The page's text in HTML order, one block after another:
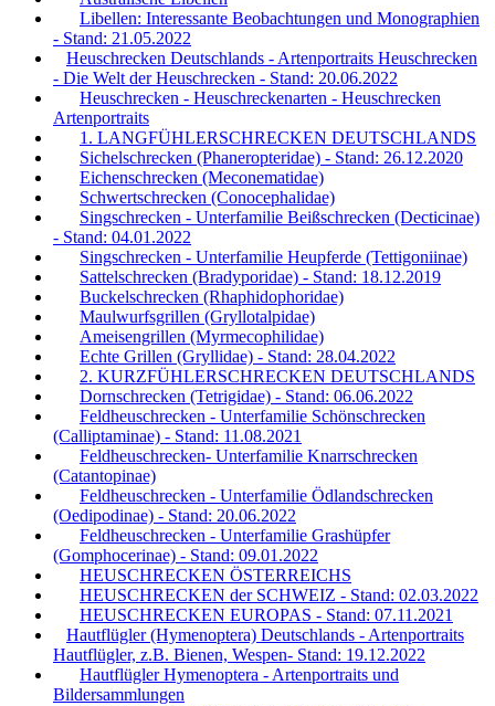
Libellen: Interessante Beobachtungen und Monographien
- Stand: 21.05.2022
Heuschrecken Deutschlands - Artenportraits Heuschrecken
- Die Welt der Heuschrecken - Stand: 20.06.2022
Heuschrecken - Heuschreckenarten - Heuschrecken
Artenportraits
1. LANGFÜHLERSCHRECKEN DEUTSCHLANDS
Sichelschrecken (Phaneropteridae) - Stand: 26.12.2020
Eichenschrecken (Meconematidae)
Schwertschrecken (Conocephalidae)
Singschrecken - Unterfamilie Beißschrecken (Decticinae)
- Stand: 04.01.2022
Singschrecken - Unterfamilie Heupferde (Tettigoniinae)
Sattelschrecken (Bradyporidae) - Stand: 18.12.2019
Buckelschrecken (Rhaphidophoridae)
Maulwurfsgrillen (Gryllotalpidae)
Ameisengrillen (Myrmecophilidae)
Echte Grillen (Gryllidae) - Stand: 28.04.2022
2. KURZFÜHLERSCHRECKEN DEUTSCHLANDS
Dornschrecken (Tetrigidae) - Stand: 06.06.2022
Feldheuschrecken - Unterfamilie Schönschrecken
(Calliptaminae) - Stand: 11.08.2021
Feldheuschrecken- Unterfamilie Knarrschrecken
(Catantopinae)
Feldheuschrecken - Unterfamilie Ödlandschrecken
(Oedipodinae) - Stand: 20.06.2022
Feldheuschrecken - Unterfamilie Grashüpfer
(Gomphocerinae) - Stand: 09.01.2022
HEUSCHRECKEN ÖSTERREICHS
HEUSCHRECKEN der SCHWEIZ - Stand: 02.03.2022
HEUSCHRECKEN EUROPAS - Stand: 07.11.2021
Hautflügler (Hymenoptera) Deutschlands - Artenportraits
Hautflügler, z.B. Bienen, Wespen- Stand: 19.12.2022
Hautflügler Hymenoptera - Artenportraits und
Bildersammlungen